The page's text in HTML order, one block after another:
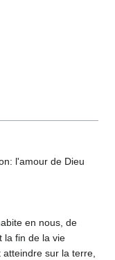
l'amour de Dieu
en nous, de
la fin de la vie
atteindre sur la terre,